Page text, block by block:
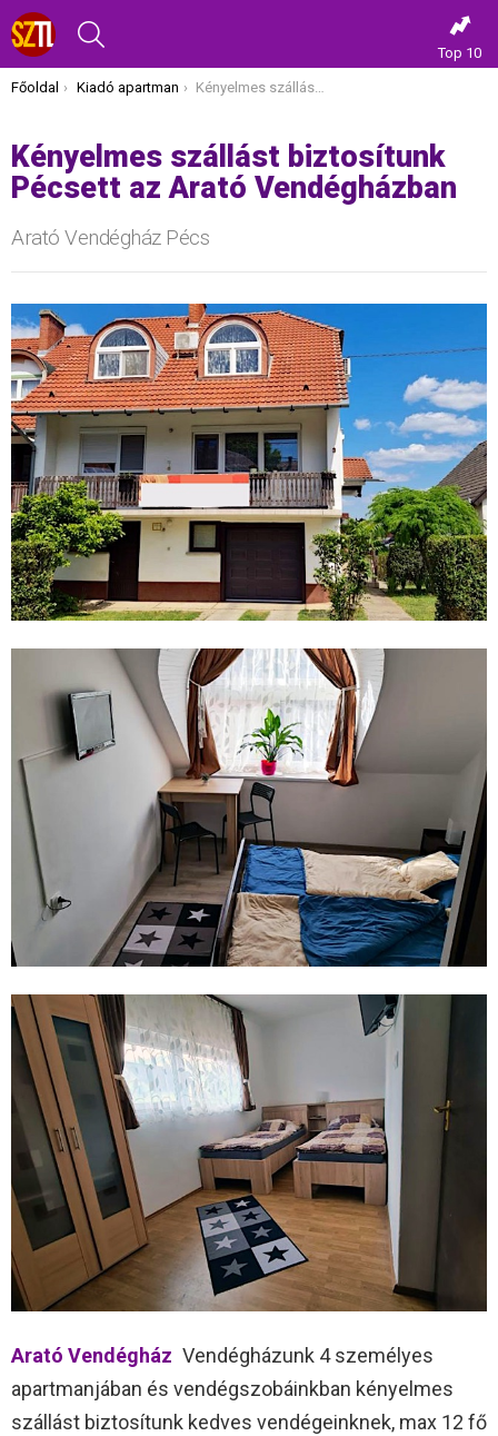
Top 10
Itt vagy most:
Főoldal Kiadó apartman Kényelmes szállást biztosítunk Pécsett az Arató Vendégházban
Kényelmes szállást biztosítunk
Pécsett az Arató Vendégházban
Arató Vendégház Pécs
Arató Vendégház Vendégházunk 4 személyes
apartmanjában és vendégszobáinkban kényelmes
szállást biztosítunk kedves vendégeinknek, max 12 fő